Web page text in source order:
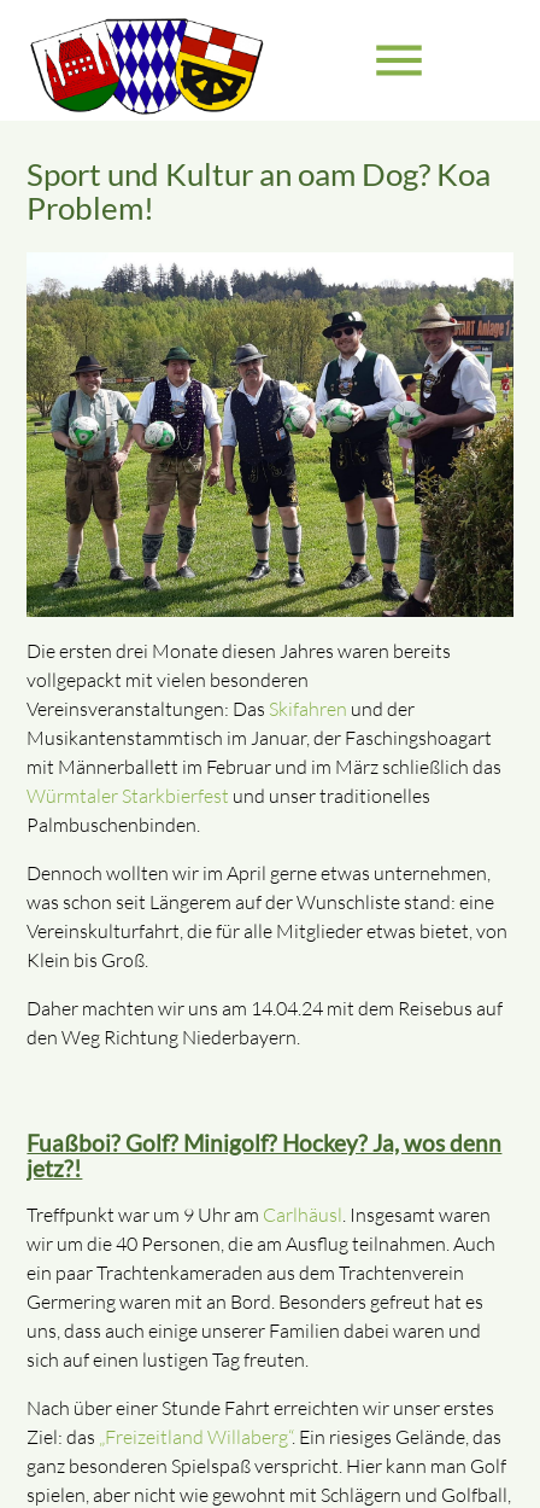
menu
Suchbegriffe SUCHEN
Sport und Kultur an oam Dog? Koa
Problem!
Die ersten drei Monate diesen Jahres waren bereits
vollgepackt mit vielen besonderen
Vereinsveranstaltungen: Das Skifahren und der
Musikantenstammtisch im Januar, der Faschingshoagart
mit Männerballett im Februar und im März schließlich das
Würmtaler Starkbierfest und unser traditionelles
Palmbuschenbinden.
Dennoch wollten wir im April gerne etwas unternehmen,
was schon seit Längerem auf der Wunschliste stand: eine
Vereinskulturfahrt, die für alle Mitglieder etwas bietet, von
Klein bis Groß.
Daher machten wir uns am 14.04.24 mit dem Reisebus auf
den Weg Richtung Niederbayern.
Fuaßboi? Golf? Minigolf? Hockey? Ja, wos denn
jetz?!
Treffpunkt war um 9 Uhr am Carlhäusl . Insgesamt waren
wir um die 40 Personen, die am Ausflug teilnahmen. Auch
ein paar Trachtenkameraden aus dem Trachtenverein
Germering waren mit an Bord. Besonders gefreut hat es
uns, dass auch einige unserer Familien dabei waren und
sich auf einen lustigen Tag freuten.
Nach über einer Stunde Fahrt erreichten wir unser erstes
Ziel: das „Freizeitland Willaberg“. Ein riesiges Gelände, das
ganz besonderen Spielspaß verspricht. Hier kann man Golf
spielen, aber nicht wie gewohnt mit Schlägern und Golfball,